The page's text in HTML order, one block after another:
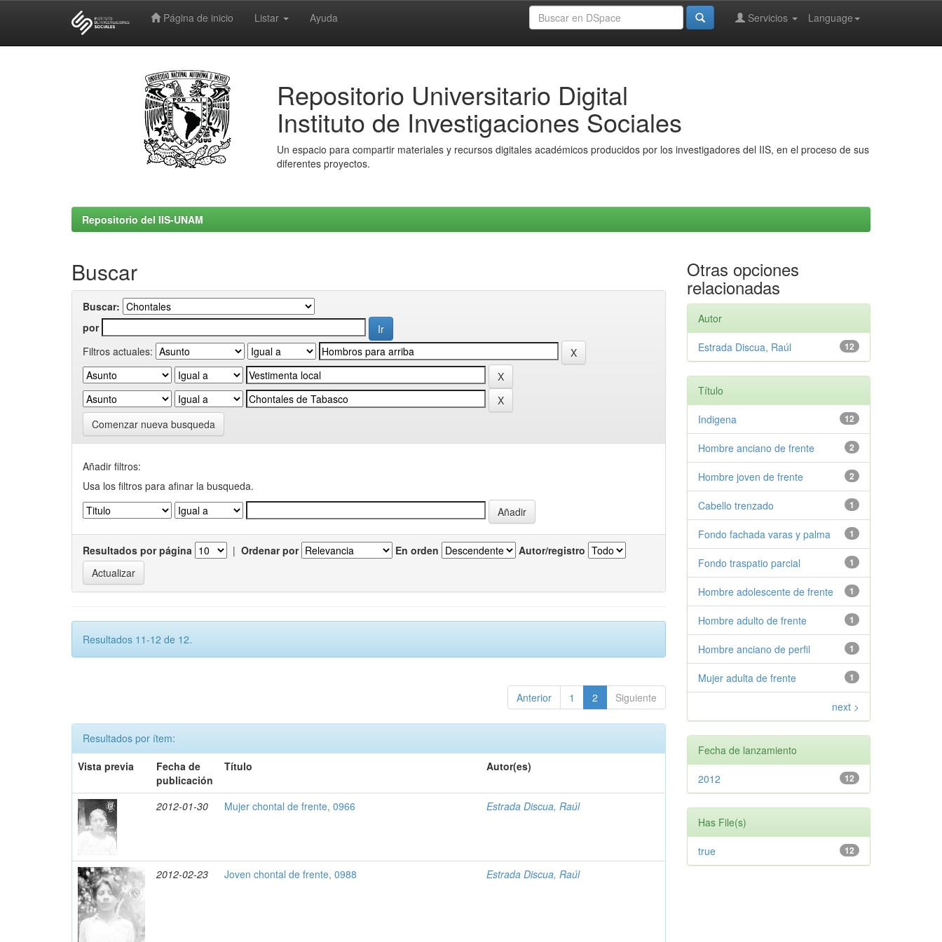
Página de inicio Listar Ayuda Language
Servicios
Repositorio Universitario Digital
Instituto de Investigaciones Sociales
Un espacio para compartir materiales y recursos digitales académicos producidos por los investigadores del IIS, en el proceso de sus
diferentes proyectos.
Repositorio del IIS-UNAM
Buscar
Buscar:
por
Filtros actuales:
Comenzar nueva busqueda
Añadir filtros:
Usa los filtros para afinar la busqueda.
Resultados por página | Ordenar por En orden Autor/registro
Resultados 11-12 de 12.
Anterior 1 2 Siguiente
Resultados por ítem:
Vista previa
Fecha de
publicación
Título Autor(es)
2012-01-30 Mujer chontal de frente, 0966 Estrada Discua, Raúl
2012-02-23 Joven chontal de frente, 0988 Estrada Discua, Raúl
Otras opciones
relacionadas
Autor
12
Estrada Discua, Raúl
Título
12
Indigena
2
Hombre anciano de frente
2
Hombre joven de frente
1
Cabello trenzado
1
Fondo fachada varas y palma
1
Fondo traspatio parcial
1
Hombre adolescente de frente
1
Hombre adulto de frente
1
Hombre anciano de perfil
1
Mujer adulta de frente
next >
Fecha de lanzamiento
12
2012
Has File(s)
12
true